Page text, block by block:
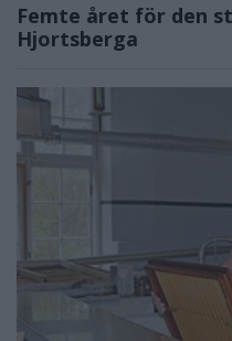
Femte året för den
Hjortsberga